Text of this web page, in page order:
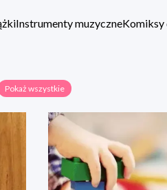
Instrumenty muzyczneKomiksy
Pokaż wszystkie